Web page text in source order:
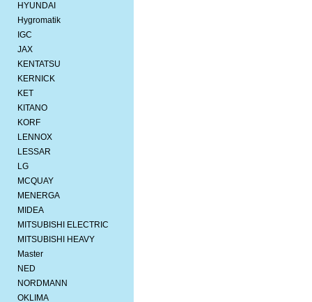
HYUNDAI
Hygromatik
IGC
JAX
KENTATSU
KERNICK
KET
KITANO
KORF
LENNOX
LESSAR
LG
MCQUAY
MENERGA
MIDEA
MITSUBISHI ELEСTRIC
MITSUBISHI HEAVY
Master
NED
NORDMANN
OKLIMA